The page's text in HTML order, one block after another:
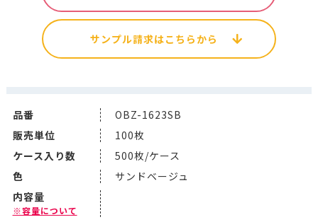
サンプル請求はこちらから
品番
OBZ-1623SB
販売単位
100枚
ケース入り数
500枚/ケース
色
サンドベージュ
内容量
※容量について